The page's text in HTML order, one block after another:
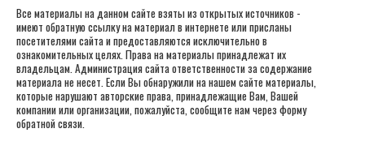
Все материалы на данном сайте взяты из открытых источников -
имеют обратную ссылку на материал в интернете или присланы
посетителями сайта и предоставляются исключительно в
ознакомительных целях. Права на материалы принадлежат их
владельцам. Администрация сайта ответственности за содержание
материала не несет. Если Вы обнаружили на нашем сайте материалы,
которые нарушают авторские права, принадлежащие Вам, Вашей
компании или организации, пожалуйста, сообщите нам через форму
обратной связи.